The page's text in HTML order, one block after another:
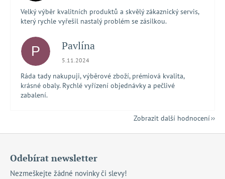
Velký výběr kvalitních produktů a skvělý zákaznický servis,
který rychle vyřešil nastalý problém se zásilkou.
P Pavlína
Hodnocení obchodu je 5 z 5 hvězdiček.
5.11.2024
Ráda tady nakupuji, výběrové zboží, prémiová kvalita,
krásné obaly. Rychlé vyřízení objednávky a pečlivé
zabalení.
Zobrazit další hodnocení
Odebírat newsletter
Nezmeškejte žádné novinky či slevy!